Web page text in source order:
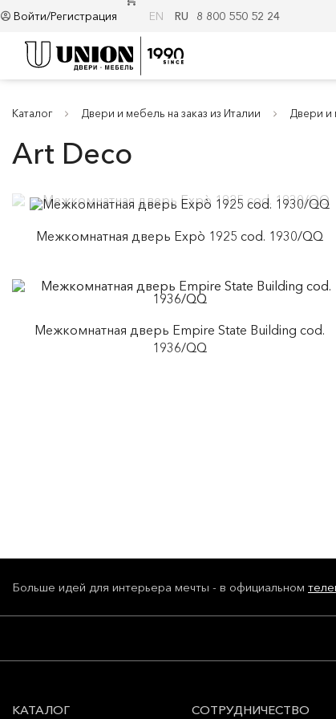
Войти/Регистрация EN RU 8 800 550 52 24
Каталог Двери и мебель на заказ из Италии Двери и
Art Deco
Межкомнатная дверь Expò 1925 cod. 1930/QQ
Межкомнатная дверь Empire State Building cod.
1936/QQ
Больше идей для интерьера мечты - в официальном
КАТАЛОГ СОТРУДНИЧЕСТВО